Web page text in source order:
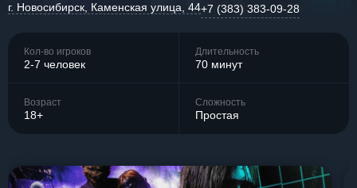
г. Новосибирск, Каменская улица, 44+7 (383) 383-09-28
Кол-во игроков
2-7 человек
Длительность
70 минут
Возраст
18+
Сложность
Простая